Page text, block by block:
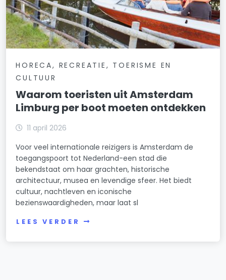
HORECA, RECREATIE, TOERISME EN
CULTUUR
Waarom toeristen uit Amsterdam
Limburg per boot moeten ontdekken
11 april 2026
Voor veel internationale reizigers is Amsterdam de
toegangspoort tot Nederland-een stad die
bekendstaat om haar grachten, historische
architectuur, musea en levendige sfeer. Het biedt
cultuur, nachtleven en iconische
bezienswaardigheden, maar laat sl
LEES VERDER